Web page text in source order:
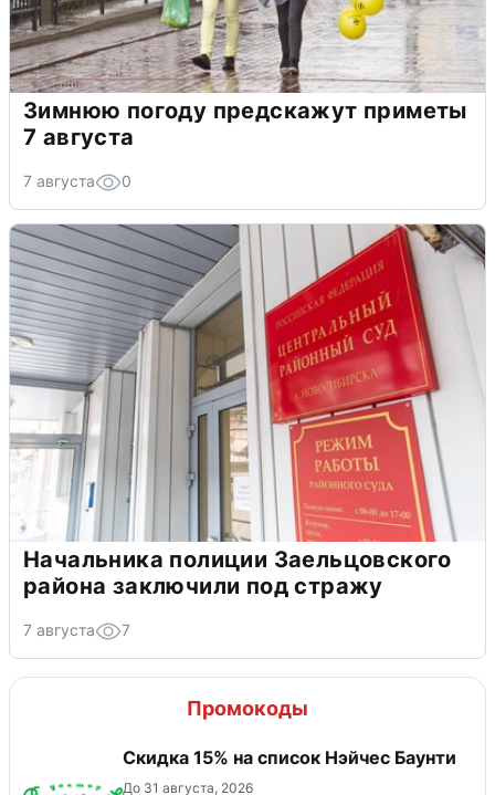
Зимнюю погоду предскажут приметы
7 августа
7 августа 0
Начальника полиции Заельцовского
района заключили под стражу
7 августа 7
Промокоды
Скидка 15% на список Нэйчес Баунти
До 31 августа, 2026